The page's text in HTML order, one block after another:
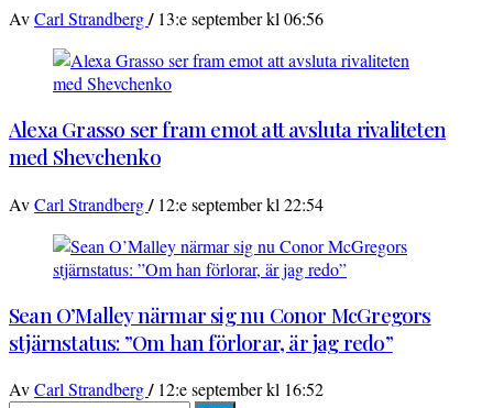
AvCarl Strandberg/ 13:e september kl 06:56
Alexa Grasso ser fram emot att avsluta rivaliteten
med Shevchenko
AvCarl Strandberg/ 12:e september kl 22:54
Sean O’Malley närmar sig nu Conor McGregors
stjärnstatus: ”Om han förlorar, är jag redo”
AvCarl Strandberg/ 12:e september kl 16:52